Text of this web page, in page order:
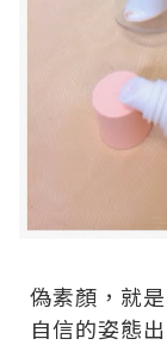
偽素顏，就
自信的姿態